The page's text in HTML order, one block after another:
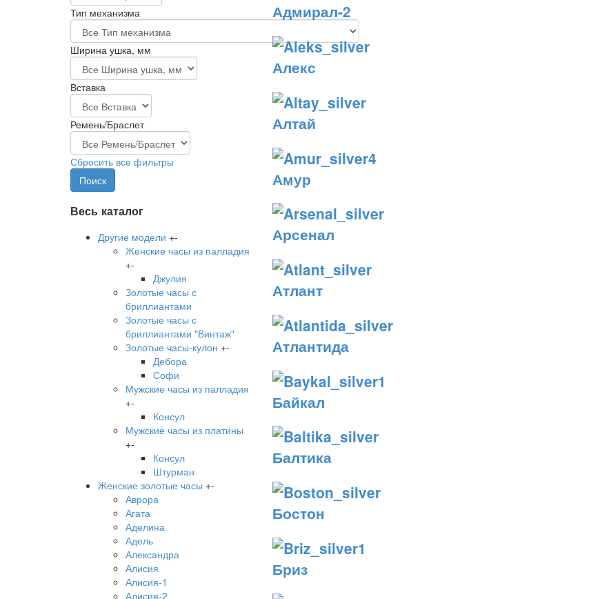
Тип механизма
Ширина ушка, мм
Вставка
Ремень/Браслет
Сбросить все фильтры
Весь каталог
Другие модели +-
Женские часы из палладия
+-
Джулия
Золотые часы с
бриллиантами
Золотые часы с
бриллиантами "Винтаж"
Золотые часы-кулон +-
Дебора
Софи
Мужские часы из палладия
+-
Консул
Мужские часы из платины
+-
Консул
Штурман
Женские золотые часы +-
Аврора
Агата
Аделина
Адель
Александра
Алисия
Алисия-1
Алисия-2
Адмирал-2
Алекс
Алтай
Амур
Арсенал
Атлант
Атлантида
Байкал
Балтика
Бостон
Бриз